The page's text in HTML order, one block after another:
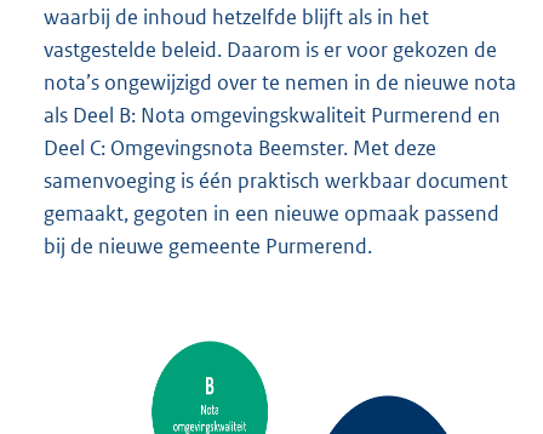
waarbij de inhoud hetzelfde blijft als in het
vastgestelde beleid. Daarom is er voor gekozen de
nota’s ongewijzigd over te nemen in de nieuwe nota
als Deel B: Nota omgevingskwaliteit Purmerend en
Deel C: Omgevingsnota Beemster. Met deze
samenvoeging is één praktisch werkbaar document
gemaakt, gegoten in een nieuwe opmaak passend
bij de nieuwe gemeente Purmerend.